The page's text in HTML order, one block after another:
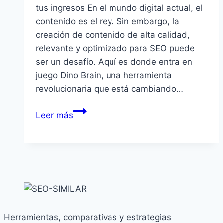
tus ingresos En el mundo digital actual, el
contenido es el rey. Sin embargo, la
creación de contenido de alta calidad,
relevante y optimizado para SEO puede
ser un desafío. Aquí es donde entra en
juego Dino Brain, una herramienta
revolucionaria que está cambiando…
Leer másRevolucionando
Herramienta
para
Herramientas, comparativas y estrategias